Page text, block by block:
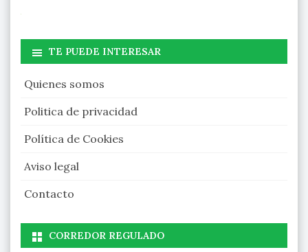
TE PUEDE INTERESAR
Quienes somos
Politica de privacidad
Política de Cookies
Aviso legal
Contacto
CORREDOR REGULADO